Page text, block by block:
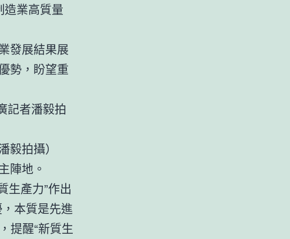
造業高質量
發展結果展
勢，盼望重
拍攝）
陣地。
生產力”作出
本質是先進
提醒“新質生